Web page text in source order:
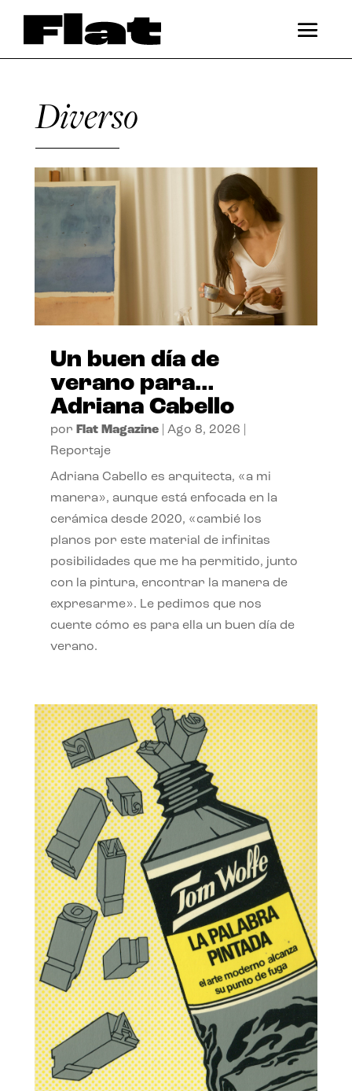
Diverso
Un buen día de
verano para…
Adriana Cabello
por Flat Magazine| Ago 8, 2026
Reportaje
Adriana Cabello es arquitecta, «a mi
manera», aunque está enfocada en la
cerámica desde 2020, «cambié los
planos por este material de infinitas
posibilidades que me ha permitido, junto
con la pintura, encontrar la manera de
expresarme». Le pedimos que nos
cuente cómo es para ella un buen día de
verano.